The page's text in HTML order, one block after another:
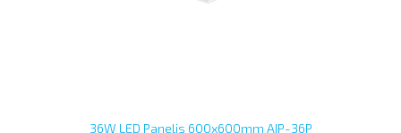
36W LED Panelis 600x600mm AIP-36P